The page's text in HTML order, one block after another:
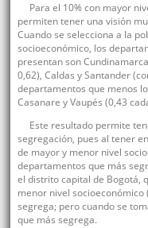
Para el 10% con mayor
permiten tener una visión
Cuando se selecciona a la
socioeconómico, los
presentan son
0,62), Caldas y Santander
departamentos que menos
Casanare y Vaupés (0,43
Este resultado permite
segregación, pues al tener
de mayor y menor nivel
departamentos que más
el distrito capital de Bogotá,
menor nivel socioeconómico
segrega; pero cuando se
que más segrega.